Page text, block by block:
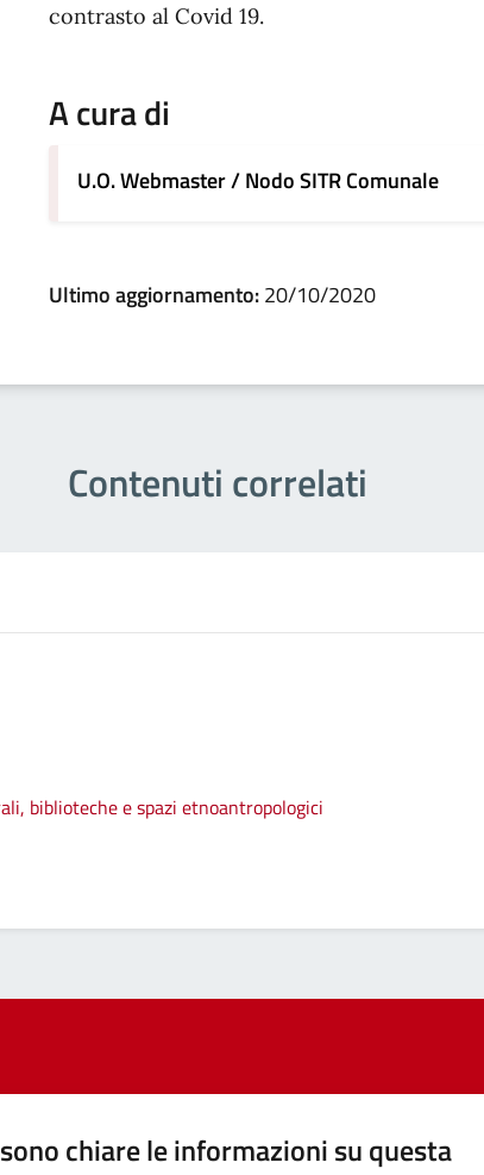
contrasto al Covid 19.
A cura di
U.O. Webmaster / Nodo SITR Comunale
Ultimo aggiornamento:20/10/2020
Contenuti correlati
biblioteche e spazi etnoantropologici
chiare le informazioni su questa